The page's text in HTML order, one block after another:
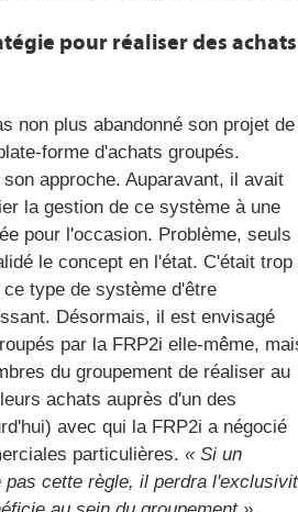
pour réaliser des achats
non plus abandonné son projet de
forme d'achats groupés.
approche. Auparavant, il avait
la gestion de ce système à une
pour l'occasion. Problème, seuls
le concept en l'état. C'était trop
type de système d'être
Désormais, il est envisagé
par la FRP2i elle-même,
du groupement de réaliser au
achats auprès d'un des
avec qui la FRP2i a négocié
particulières. « Si un
pas cette règle, il perdra